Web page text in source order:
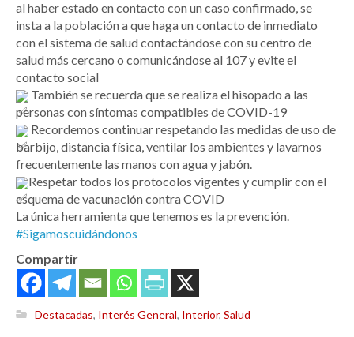
al haber estado en contacto con un caso confirmado, se
insta a la población a que haga un contacto de inmediato
con el sistema de salud contactándose con su centro de
salud más cercano o comunicándose al 107 y evite el
contacto social
También se recuerda que se realiza el hisopado a las
personas con síntomas compatibles de COVID-19
Recordemos continuar respetando las medidas de uso de
barbijo, distancia física, ventilar los ambientes y lavarnos
frecuentemente las manos con agua y jabón.
Respetar todos los protocolos vigentes y cumplir con el
esquema de vacunación contra COVID
La única herramienta que tenemos es la prevención.
#Sigamoscuidándonos
Compartir
Destacadas, Interés General, Interior, Salud